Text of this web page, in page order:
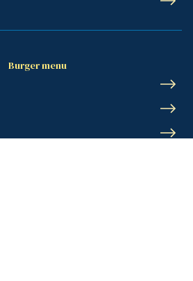
Burger menu